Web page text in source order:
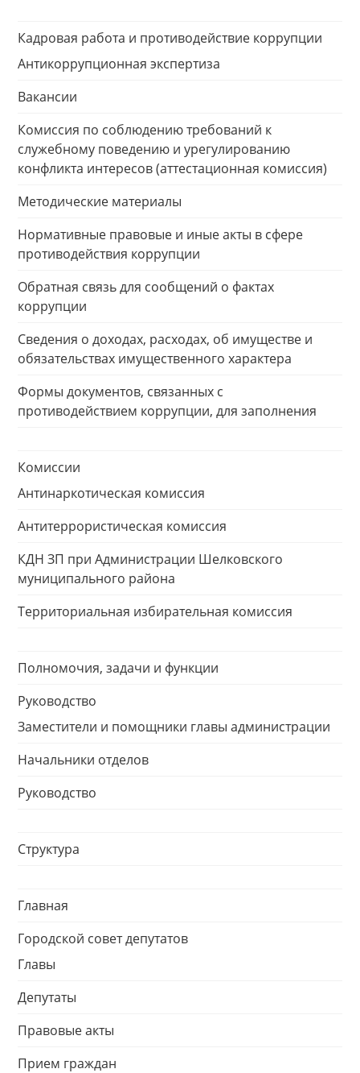
Кадровая работа и противодействие коррупции
Антикоррупционная экспертиза
Вакансии
Комиссия по соблюдению требований к
служебному поведению и урегулированию
конфликта интересов (аттестационная комиссия)
Методические материалы
Нормативные правовые и иные акты в сфере
противодействия коррупции
Обратная связь для сообщений о фактах
коррупции
Сведения о доходах, расходах, об имуществе и
обязательствах имущественного характера
Формы документов, связанных с
противодействием коррупции, для заполнения
Комиссии
Антинаркотическая комиссия
Антитеррористическая комиссия
КДН ЗП при Администрации Шелковского
муниципального района
Территориальная избирательная комиссия
Полномочия, задачи и функции
Руководство
Заместители и помощники главы администрации
Начальники отделов
Руководство
Структура
Главная
Городской совет депутатов
Главы
Депутаты
Правовые акты
Прием граждан